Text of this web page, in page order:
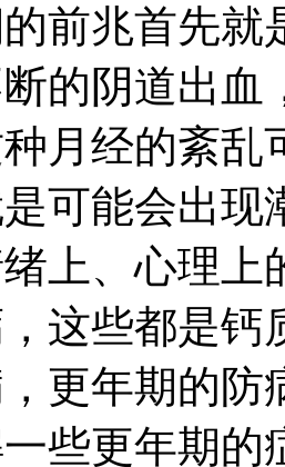
前兆首先就
的阴道出血
月经的紊乱
可能会出
上、心理上
这些都是钙
更年期的防
些更年期